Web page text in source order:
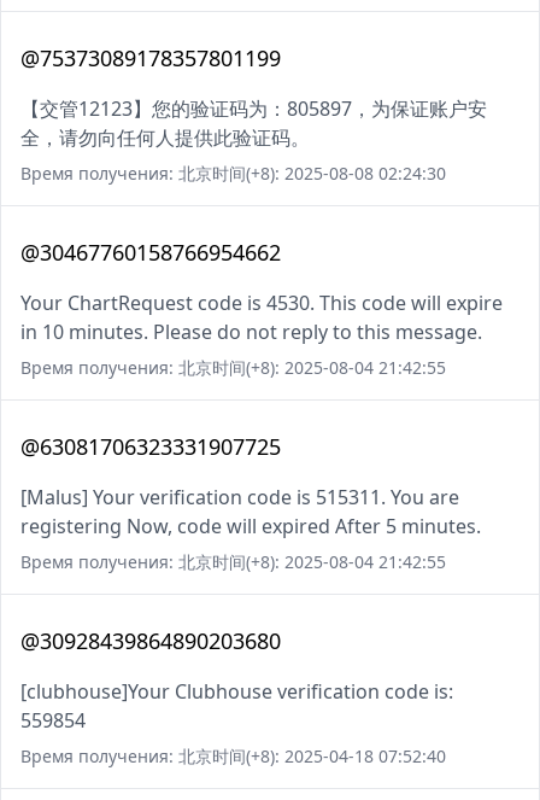
@75373089178357801199
【交管12123】您的验证码为：805897，为保证账户安
全，请勿向任何人提供此验证码。
Время получения: 北京时间(+8): 2025-08-08 02:24:30
@30467760158766954662
Your ChartRequest code is 4530. This code will expire
in 10 minutes. Please do not reply to this message.
Время получения: 北京时间(+8): 2025-08-04 21:42:55
@63081706323331907725
[Malus] Your verification code is 515311. You are
registering Now, code will expired After 5 minutes.
Время получения: 北京时间(+8): 2025-08-04 21:42:55
@30928439864890203680
[clubhouse]Your Clubhouse verification code is:
559854
Время получения: 北京时间(+8): 2025-04-18 07:52:40